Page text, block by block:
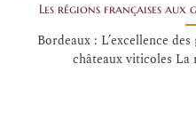
Les régions françaises
Bordeaux : L’excellence
châteaux viticoles La